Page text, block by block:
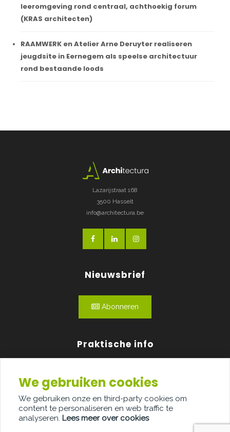
leeromgeving rond centraal, achthoekig forum
(KRAS architecten)
RAAMWERK en Atelier Arne Deruyter realiseren
jeugdsite in Eernegem als speelse architectuur
rond bestaande loods
Lazarijstraat 168
3500 Hasselt
info@architectura.be
Nieuwsbrief
Abonneren
Praktische info
Over ons
Adverteren
We gebruiken cookies
We gebruiken onze en third-party cookies om
content te personaliseren en web traffic te
analyseren. Lees meer over cookies